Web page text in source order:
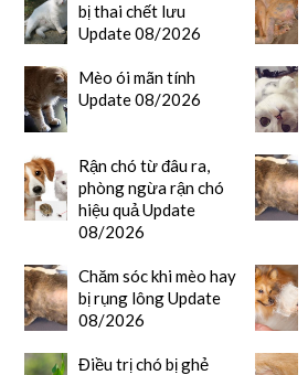
bị thai chết lưu
Update 08/2026
Mèo ói mãn tính
Update 08/2026
Rận chó từ đâu ra,
phòng ngừa rận chó
hiệu quả Update
08/2026
Chăm sóc khi mèo hay
bị rụng lông Update
08/2026
Điều trị chó bị ghẻ